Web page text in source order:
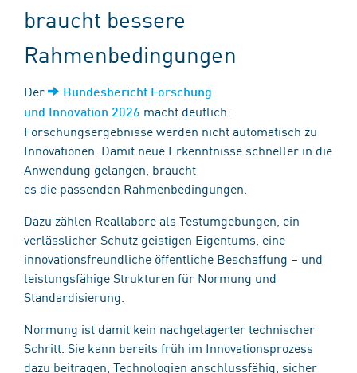
braucht bessere
Rahmenbedingungen
Der
Bundesbericht Forschung
und Innovation 2026 macht deutlich:
Forschungsergebnisse werden nicht automatisch zu
Innovationen. Damit neue Erkenntnisse schneller in die
Anwendung gelangen, braucht
es die passenden Rahmenbedingungen.
Dazu zählen Reallabore als Testumgebungen, ein
verlässlicher Schutz geistigen Eigentums, eine
innovationsfreundliche öffentliche Beschaffung – und
leistungsfähige Strukturen für Normung und
Standardisierung.
Normung ist damit kein nachgelagerter technischer
Schritt. Sie kann bereits früh im Innovationsprozess
dazu beitragen, Technologien anschlussfähig, sicher